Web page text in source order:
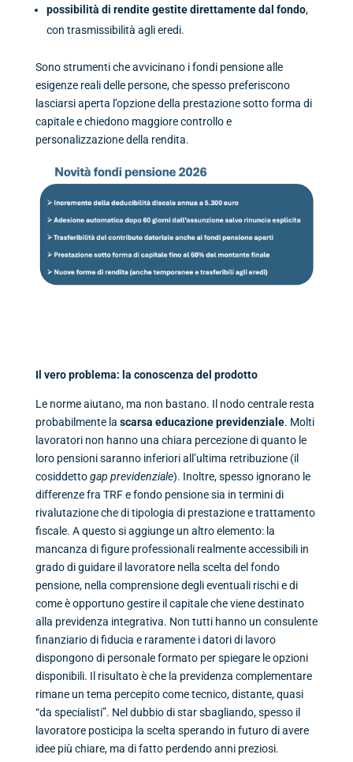
possibilità di rendite gestite direttamente dal fondo,
con trasmissibilità agli eredi.
Sono strumenti che avvicinano i fondi pensione alle
esigenze reali delle persone, che spesso preferiscono
lasciarsi aperta l’opzione della prestazione sotto forma di
capitale e chiedono maggiore controllo e
personalizzazione della rendita.
Il vero problema: la conoscenza del prodotto
Le norme aiutano, ma non bastano. Il nodo centrale resta
probabilmente la scarsa educazione previdenziale. Molti
lavoratori non hanno una chiara percezione di quanto le
loro pensioni saranno inferiori all’ultima retribuzione (il
cosiddettogap previdenziale). Inoltre, spesso ignorano le
differenze fra TRF e fondo pensione sia in termini di
rivalutazione che di tipologia di prestazione e trattamento
fiscale. A questo si aggiunge un altro elemento: la
mancanza di figure professionali realmente accessibili in
grado di guidare il lavoratore nella scelta del fondo
pensione, nella comprensione degli eventuali rischi e di
come è opportuno gestire il capitale che viene destinato
alla previdenza integrativa. Non tutti hanno un consulente
finanziario di fiducia e raramente i datori di lavoro
dispongono di personale formato per spiegare le opzioni
disponibili. Il risultato è che la previdenza complementare
rimane un tema percepito come tecnico, distante, quasi
“da specialisti”. Nel dubbio di star sbagliando, spesso il
lavoratore posticipa la scelta sperando in futuro di avere
idee più chiare, ma di fatto perdendo anni preziosi.